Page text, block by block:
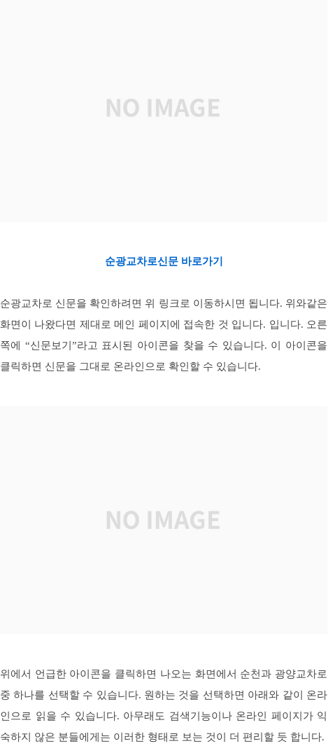
순광교차로신문 바로가기
순광교차로 신문을 확인하려면 위 링크로 이동하시면 됩니다. 위와같은
화면이 나왔다면 제대로 메인 페이지에 접속한 것 입니다. 입니다. 오른
쪽에 “신문보기”라고 표시된 아이콘을 찾을 수 있습니다. 이 아이콘을
클릭하면 신문을 그대로 온라인으로 확인할 수 있습니다.
위에서 언급한 아이콘을 클릭하면 나오는 화면에서 순천과 광양교차로
중 하나를 선택할 수 있습니다. 원하는 것을 선택하면 아래와 같이 온라
인으로 읽을 수 있습니다. 아무래도 검색기능이나 온라인 페이지가 익
숙하지 않은 분들에게는 이러한 형태로 보는 것이 더 편리할 듯 합니다.